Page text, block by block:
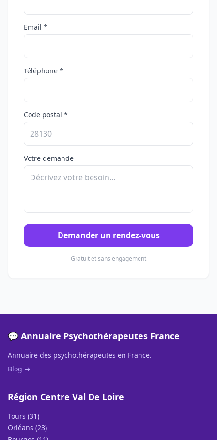
Email *
Téléphone *
Code postal *
Votre demande
Demander un rendez-vous
Gratuit et sans engagement
💬 Annuaire Psychothérapeutes France
Annuaire des psychothérapeutes en France.
Blog →
Région Centre Val De Loire
Tours (31)
Orléans (23)